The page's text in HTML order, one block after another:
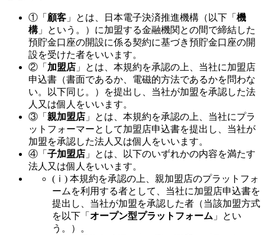
①「 顧客 」とは、日本電子決済推進機構（以下「 機
構」という。）に加盟する金融機関との間で締結した
預貯金口座の開設に係る契約に基づき預貯金口座の開
設を受けた者をいいます。
②「 加盟店 」とは、本規約を承認の上、当社に加盟店
申込書（書面であるか、電磁的方法であるかを問わな
い。以下同じ。）を提出し、当社が加盟を承認した法
人又は個人をいいます。
③「 親加盟店 」とは、本規約を承認の上、当社にプラ
ットフォーマーとして加盟店申込書を提出し、当社が
加盟を承認した法人又は個人をいいます。
④「 子加盟店 」とは、以下のいずれかの内容を満たす
法人又は個人をいいます。
(ⅰ) 本規約を承認の上、親加盟店のプラットフォ
ームを利用する者として、当社に加盟店申込書を
提出し、当社が加盟を承認した者（当該加盟方式
を以下「 オープン型プラットフォーム 」とい
う。）。